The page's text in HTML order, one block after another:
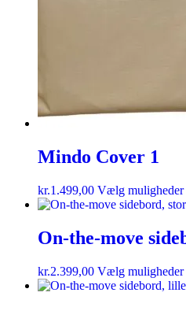
Mindo Cover 1
kr.1.499,00 Vælg muligheder
On-the-move
kr.2.399,00 Vælg muligheder